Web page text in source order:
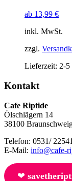
ab 13,99 €
inkl. MwSt.
zzgl.
Lieferzeit: 2-5
Kontakt
Cafe Riptide
Ölschlägern 14
38100
Telefon: 0531/
E-Mail: info@cafe-
❤︎